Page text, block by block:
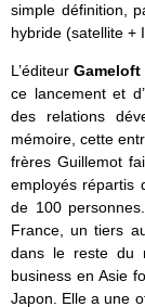
simple définition,
hybride (satellite +
L’éditeurGameloft
ce lancement et
des relations
mémoire, cette
frères Guillemot
employés répartis
de 100
France, un tiers
dans le reste du
business en Asie
Japon. Elle a une